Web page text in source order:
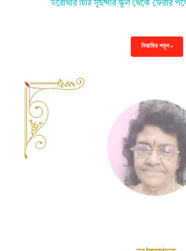
ডরোথীর চিঠি সুছন্দার স্কুল থেকে ফেরার
বিস্তারিত পড়ুন »